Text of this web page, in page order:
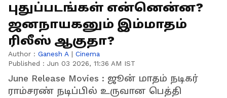
புதுப்படங்கள் என்னென்ன?
ஜனநாயகனும் இம்மாதம்
ரிலீஸ் ஆகுதா?
Author : Ganesh A | Cinema
Published : Jun 03 2026, 11:36 AM IST
June Release Movies : ஜூன் மாதம் நடிகர்
ராம்சரண் நடிப்பில் உருவான பெத்தி